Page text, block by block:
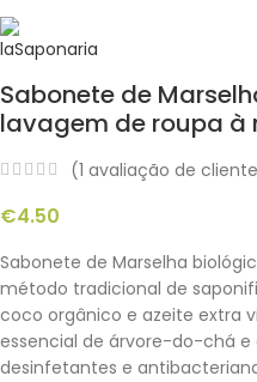
Sabonete de
lavagem de roupa à
(1 avaliação de
€4.50
Sabonete de Marselha
método tradicional de
coco orgânico e azeite extra
essencial de árvore-do-chá
desinfetantes e